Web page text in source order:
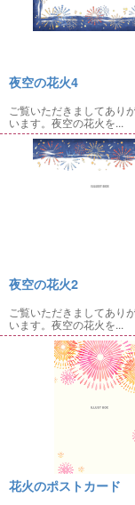
夜空の花火4
ご覧いただきましてあり
います。夜空の花火を...
夜空の花火2
ご覧いただきましてあり
います。夜空の花火を...
花火のポストカード